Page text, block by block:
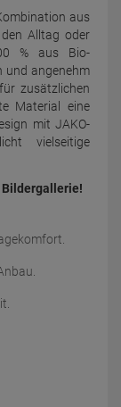
aus
Alltag oder
% aus Bio-
und angenehm
zusätzlichen
Material eine
mit JAKO-
vielseitige